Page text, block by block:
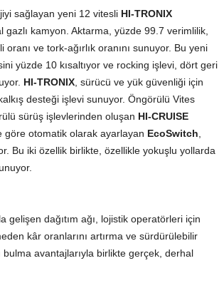
sağlayan yeni 12 vitesli HI-TRONIX
kamyon. Aktarma, yüzde 99.7 verimlilik,
oranı ve tork-ağırlık oranını sunuyor. Bu yeni
yüzde 10 kısaltıyor ve rocking işlevi, dört geri
HI-TRONIX, sürücü ve yük güvenliği için
desteği işlevi sunuyor. Öngörülü Vites
sürüş işlevlerinden oluşan HI-CRUISE
otomatik olarak ayarlayan EcoSwitch
Bu iki özellik birlikte, özellikle yokuşlu yollarda
gelişen dağıtım ağı, lojistik operatörleri için
kâr oranlarını artırma ve sürdürülebilir
bulma avantajlarıyla birlikte gerçek, derhal